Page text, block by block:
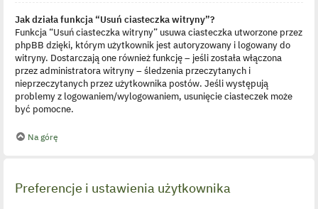
Jak działa funkcja “Usuń ciasteczka witryny”?
Funkcja “Usuń ciasteczka witryny” usuwa ciasteczka utworzone przez
phpBB dzięki, którym użytkownik jest autoryzowany i logowany do
witryny. Dostarczają one również funkcję – jeśli została włączona
przez administratora witryny – śledzenia przeczytanych i
nieprzeczytanych przez użytkownika postów. Jeśli występują
problemy z logowaniem/wylogowaniem, usunięcie ciasteczek może
być pomocne.
Na górę
Preferencje i ustawienia użytkownika